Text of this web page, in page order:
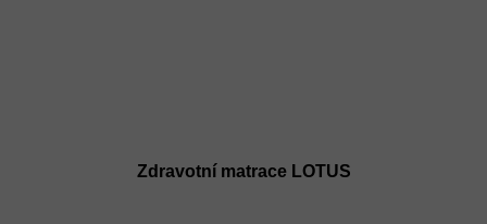
Zdravotní matrace LOTUS